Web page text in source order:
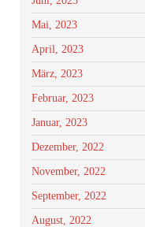
Mai, 2023
April, 2023
März, 2023
Februar, 2023
Januar, 2023
Dezember, 2022
November, 2022
September, 2022
August, 2022